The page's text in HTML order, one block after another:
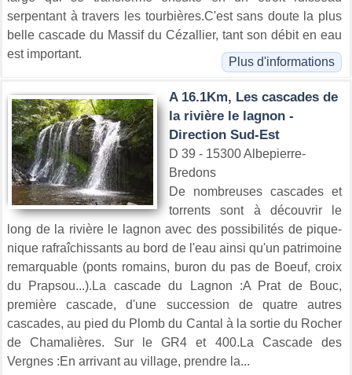
serpentant à travers les tourbières.C'est sans doute la plus
belle cascade du Massif du Cézallier, tant son débit en eau
est important.
Plus d'informations
A 16.1Km, Les cascades de
la rivière le lagnon -
Direction Sud-Est
D 39 - 15300 Albepierre-
Bredons
De nombreuses cascades et
torrents sont à découvrir le
long de la rivière le lagnon avec des possibilités de pique-
nique rafraîchissants au bord de l'eau ainsi qu'un patrimoine
remarquable (ponts romains, buron du pas de Boeuf, croix
du Prapsou...).La cascade du Lagnon :A Prat de Bouc,
première cascade, d'une succession de quatre autres
cascades, au pied du Plomb du Cantal à la sortie du Rocher
de Chamalières. Sur le GR4 et 400.La Cascade des
Vergnes :En arrivant au village, prendre la...